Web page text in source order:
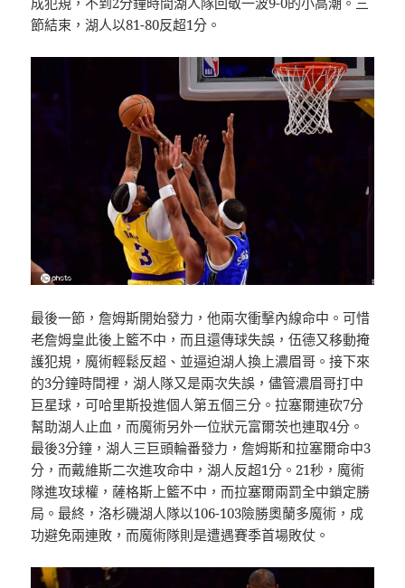
節結束，湖人以81-80反超1分。
最後一節，詹姆斯開始發力，他兩次衝擊內線命中。可惜
老詹姆皇此後上籃不中，而且還傳球失誤，伍德又移動掩
護犯規，魔術輕鬆反超、並逼迫湖人換上濃眉哥。接下來
的3分鐘時間裡，湖人隊又是兩次失誤，儘管濃眉哥打中
巨星球，可哈里斯投進個人第五個三分。拉塞爾連砍7分
幫助湖人止血，而魔術另外一位狀元富爾茨也連取4分。
最後3分鐘，湖人三巨頭輪番發力，詹姆斯和拉塞爾命中3
分，而戴維斯二次進攻命中，湖人反超1分。21秒，魔術
隊進攻球權，薩格斯上籃不中，而拉塞爾兩罰全中鎖定勝
局。最終，洛杉磯湖人隊以106-103險勝奧蘭多魔術，成
功避免兩連敗，而魔術隊則是遭遇賽季首場敗仗。
×